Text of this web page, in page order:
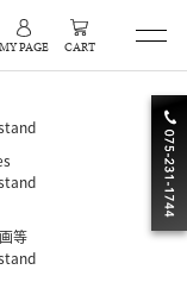
MY PAGE CART
等